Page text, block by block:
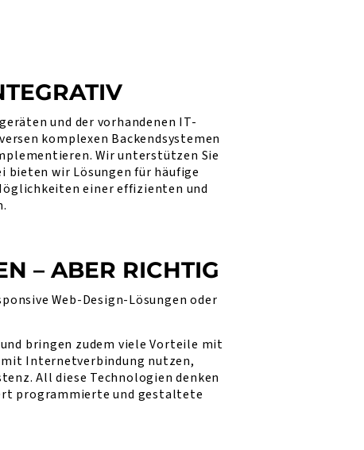
und der vorhandenen IT-
komplexen Backendsystemen
Wir unterstützen Sie
wir Lösungen für häufige
einer effizienten und
– ABER RICHTIG
Web-Design-Lösungen oder
bringen zudem viele Vorteile mit
mit Internetverbindung nutzen,
All diese Technologien denken
programmierte und gestaltete